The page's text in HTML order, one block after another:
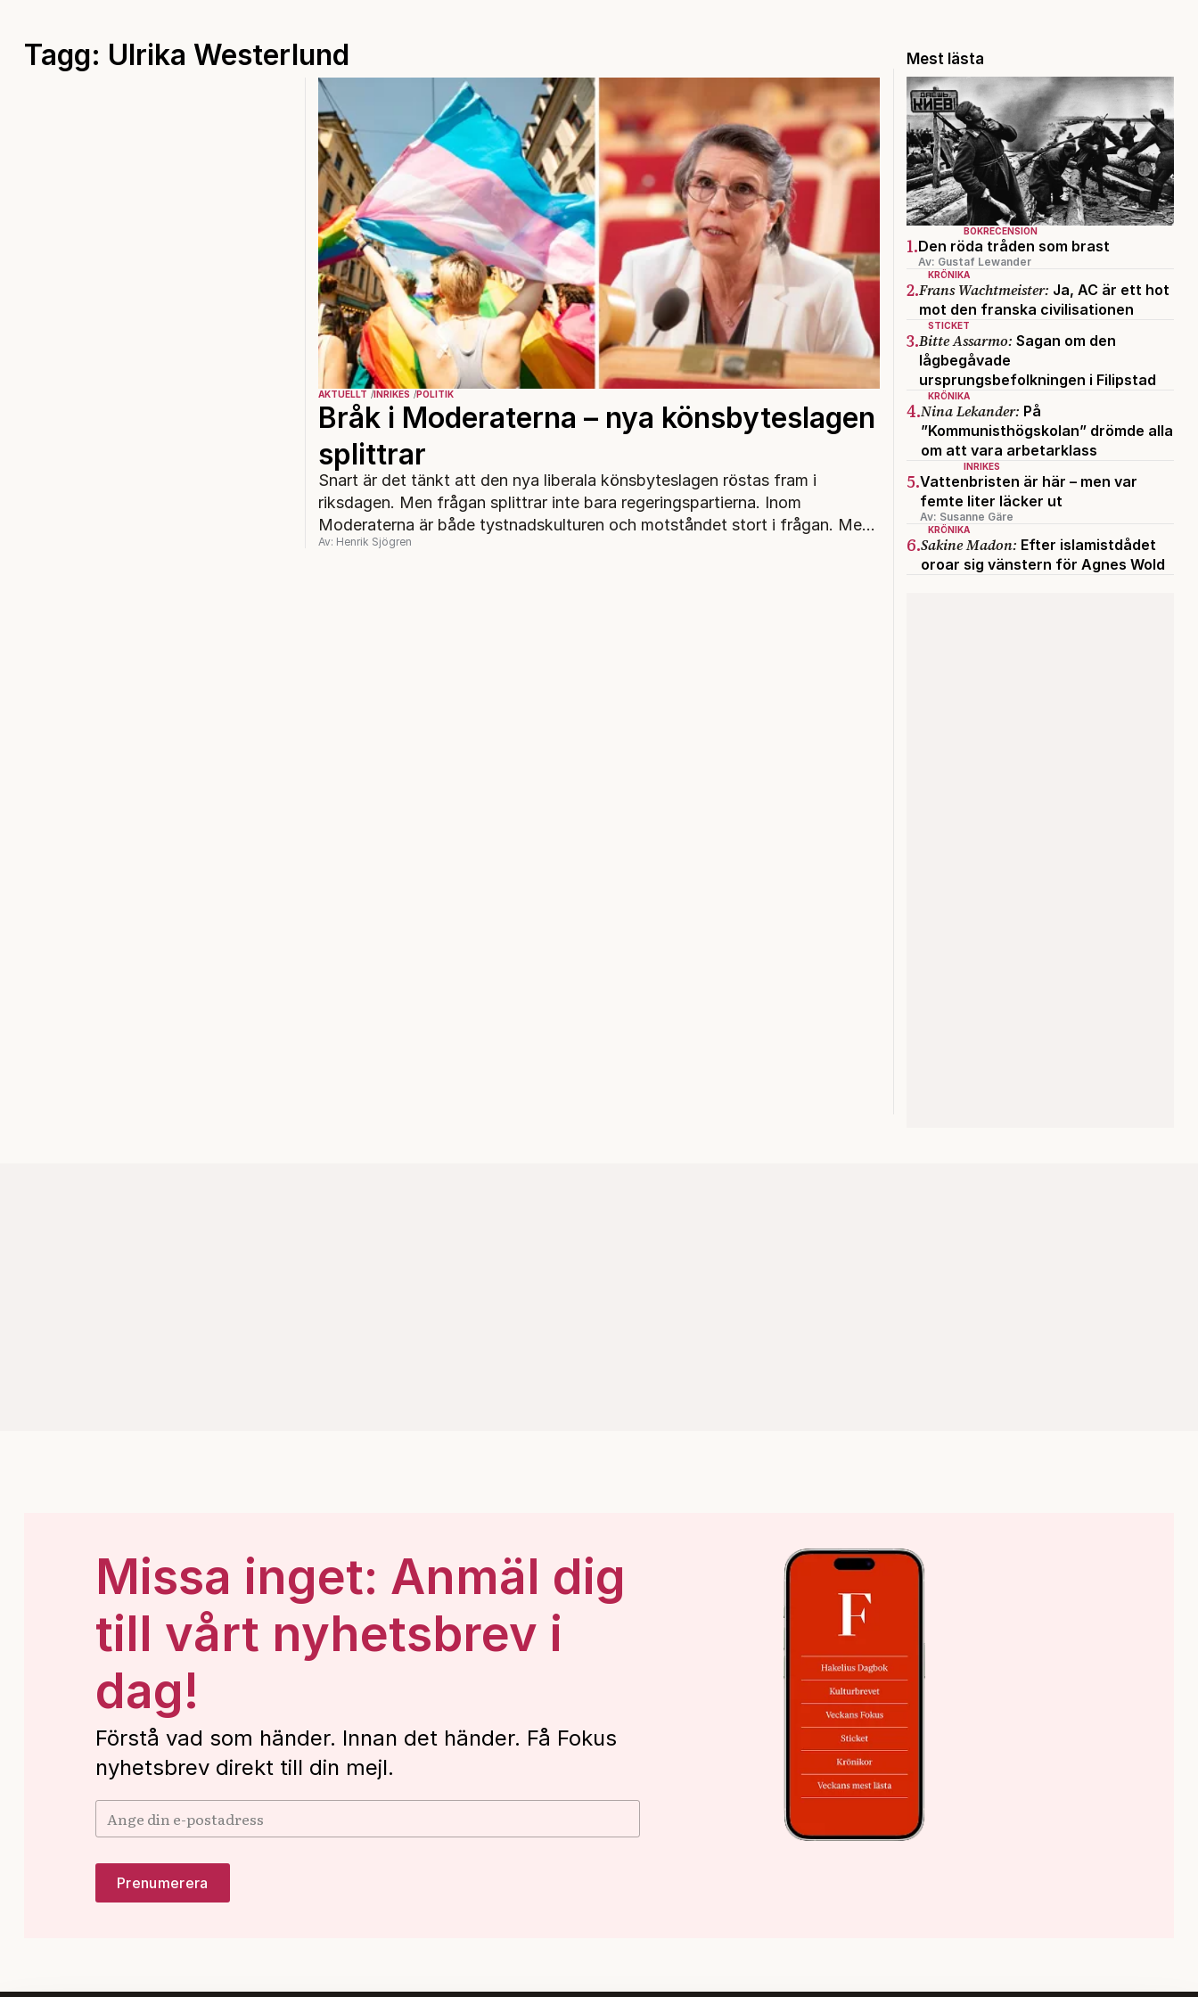
Tagg: Ulrika Westerlund
AKTUELLT INRIKES POLITIK
Bråk i Moderaterna – nya könsbyteslagen
splittrar
Snart är det tänkt att den nya liberala könsbyteslagen röstas fram i
riksdagen. Men frågan splittrar inte bara regeringspartierna. Inom
Moderaterna är både tystnadskulturen och motståndet stort i frågan. Men
Fokus har hittat en M-ledamot som inte tänker rösta ’ja’.
Av: Henrik Sjögren
Mest lästa
BOKRECENSION
1.Den röda tråden som brast
Av: Gustaf Lewander
KRÖNIKA
2.Frans Wachtmeister: Ja, AC är ett hot
mot den franska civilisationen
STICKET
3.Bitte Assarmo: Sagan om den
lågbegåvade
ursprungsbefolkningen i Filipstad
KRÖNIKA
4.Nina Lekander: På
”Kommunisthögskolan” drömde alla
om att vara arbetarklass
INRIKES
5.Vattenbristen är här – men var
femte liter läcker ut
Av: Susanne Gäre
KRÖNIKA
6.Sakine Madon: Efter islamistdådet
oroar sig vänstern för Agnes Wold
Missa inget: Anmäl dig
till vårt nyhetsbrev i
dag!
Förstå vad som händer. Innan det händer. Få Fokus
nyhetsbrev direkt till din mejl.